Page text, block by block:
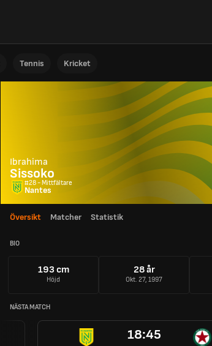
Tennis Kricket
Ibrahima
Sissoko
#28 - Mittfältare
Nantes
Översikt Matcher Statistik
BIO
193 cm
Höjd
28 år
Okt. 27, 1997
NÄSTA MATCH
18:45